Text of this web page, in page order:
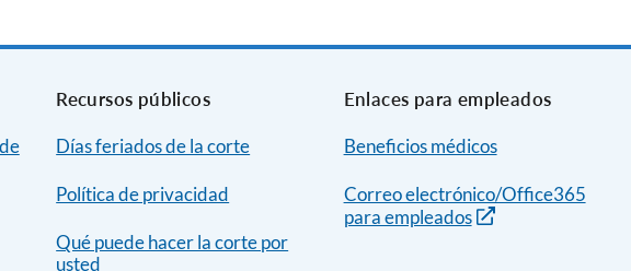
Recursos públicos
Días feriados de la corte
Política de privacidad
Qué puede hacer la corte por
usted
Enlaces para empleados
Beneficios médicos
Correo electrónico/Office365
para empleados